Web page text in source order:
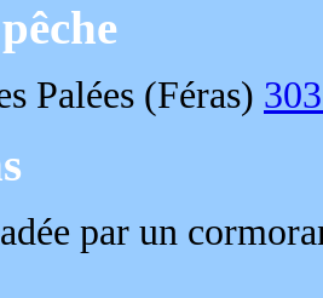
Palées (Féras)
par un